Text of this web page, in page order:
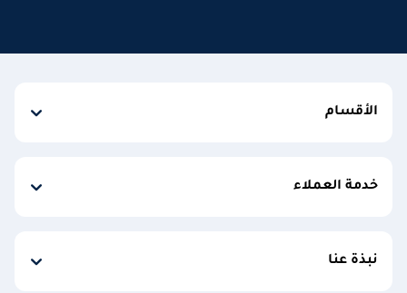
الأقسام
خدمة العملاء
نبذة عنا